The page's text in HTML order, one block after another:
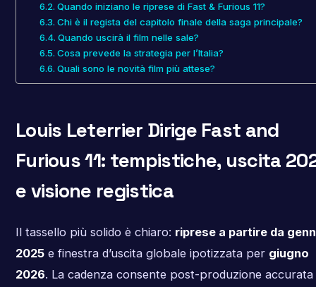
Quando iniziano le riprese di Fast & Furious 11?
Chi è il regista del capitolo finale della saga principale?
Quando uscirà il film nelle sale?
Cosa prevede la strategia per l’Italia?
Quali sono le novità film più attese?
Louis Leterrier Dirige Fast and
Furious 11: tempistiche, uscita
e visione registica
Il tassello più solido è chiaro: riprese a partire da
2025e finestra d’uscita globale ipotizzata per giugno
2026. La cadenza consente post-produzione accurata